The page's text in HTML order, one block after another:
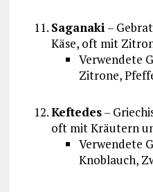
Saganaki –
Käse, oft mit
Verwendete
Zitrone,
Keftedes–
oft mit Kräutern
Verwendete
Knoblauch,